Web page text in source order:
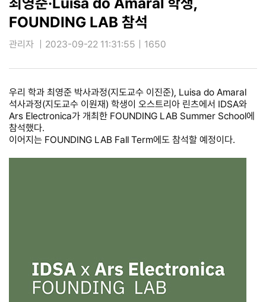
FOUNDING LAB 참석
관리자 2023-09-22 11:31:55 1650
우리 학과 최영준 박사과정(지도교수 이진준), Luisa do Amaral
석사과정(지도교수 이원재) 학생이 오스트리아 린츠에서 IDSA와
Ars Electronica가 개최한 FOUNDING LAB Summer School에
참석했다.
이어지는 FOUNDING LAB Fall Term에도 참석할 예정이다.